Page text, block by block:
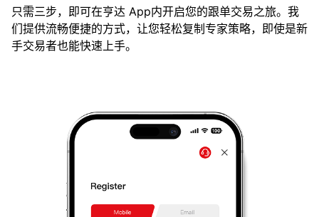
只需三步，即可在亨达 App内开启您的跟单交易之旅。我
们提供流畅便捷的方式，让您轻松复制专家策略，即使是新
手交易者也能快速上手。